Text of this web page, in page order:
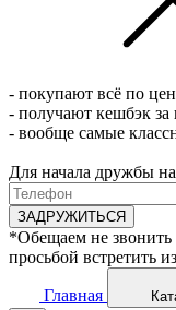
- покупают всё по
- получают кешбэк за
- вообще самые
Для начала дружбы
ЗАДРУЖИТЬСЯ
*Обещаем не звонить
просьбой встретить
Главная